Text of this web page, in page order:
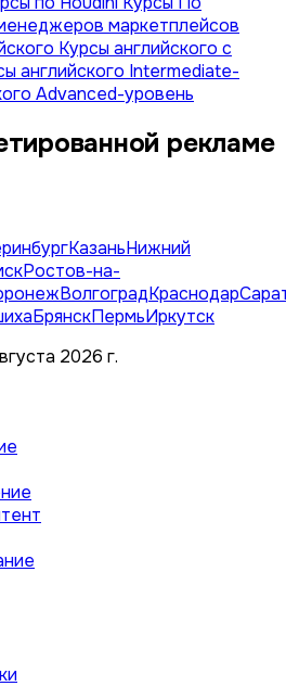
маркетплейсов
Курсы английского с
английского Intermediate-
Advanced-уровень
КазаньНижний
Ростов-на-
ВолгоградКраснодар
БрянскПермьИркутск
2026 г.